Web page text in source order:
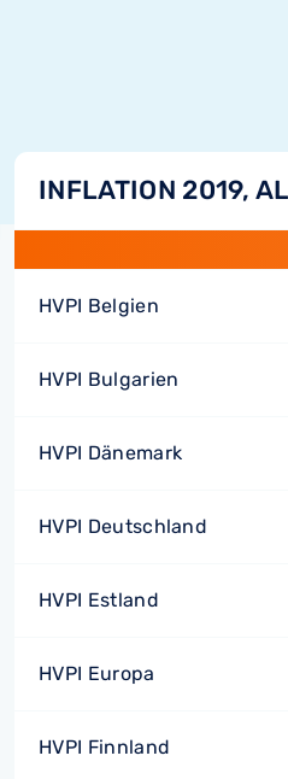
INFLATION 2019,
HVPI Belgien
HVPI Bulgarien
HVPI Dänemark
HVPI Deutschland
HVPI Estland
HVPI Europa
HVPI Finnland